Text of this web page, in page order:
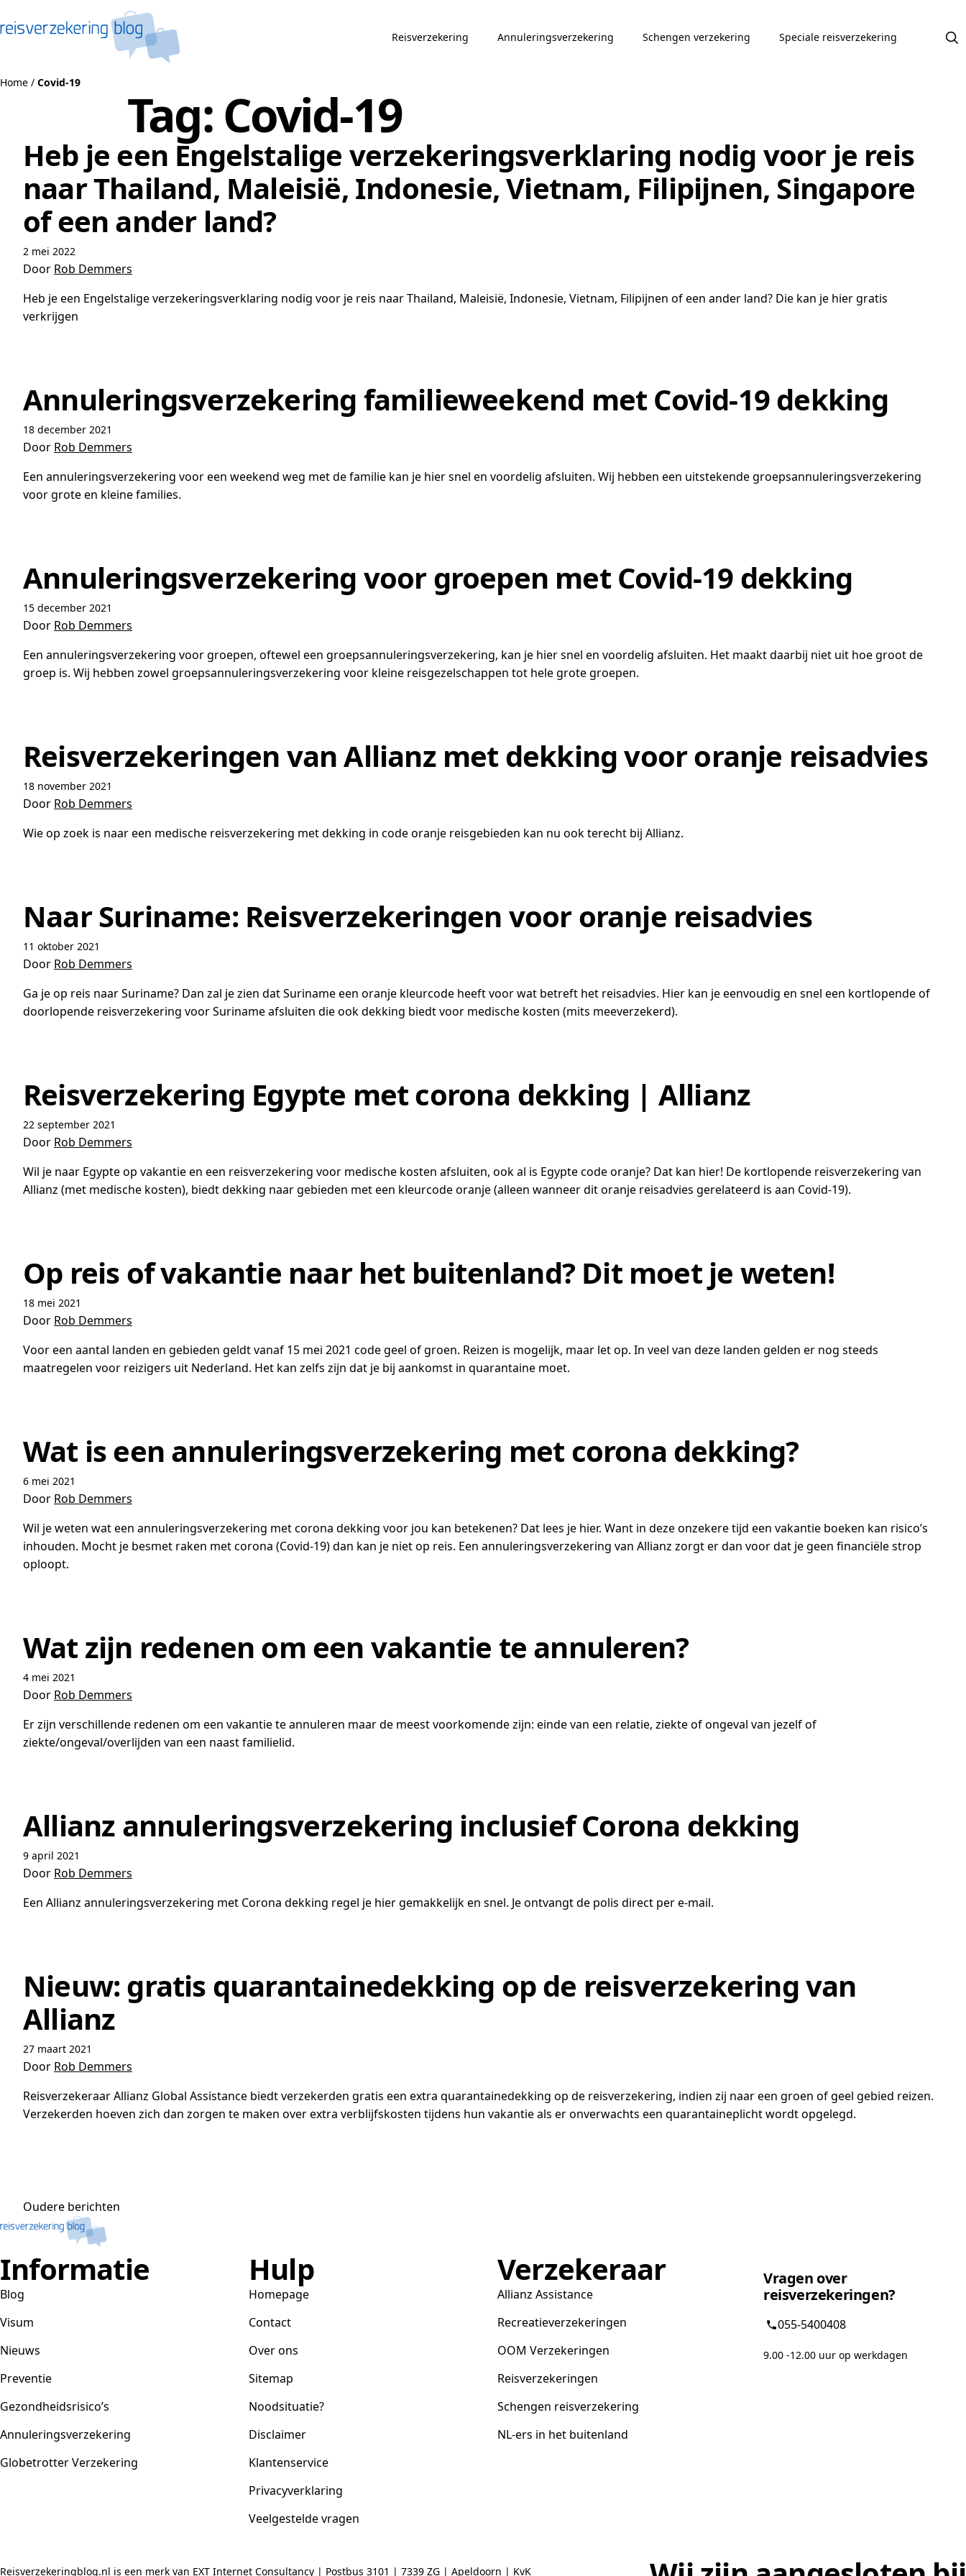
Reisverzekering Annuleringsverzekering Schengen verzekering Speciale reisverzekering
Home / Covid-19
Tag:Covid-19
Heb je een Engelstalige verzekeringsverklaring nodig voor je reis
naar Thailand, Maleisië, Indonesie, Vietnam, Filipijnen, Singapore
of een ander land?
2 mei 2022
Door Rob Demmers
Heb je een Engelstalige verzekeringsverklaring nodig voor je reis naar Thailand, Maleisië, Indonesie, Vietnam, Filipijnen of een ander land? Die kan je hier gratis
verkrijgen
Annuleringsverzekering familieweekend met Covid-19 dekking
18 december 2021
Door Rob Demmers
Een annuleringsverzekering voor een weekend weg met de familie kan je hier snel en voordelig afsluiten. Wij hebben een uitstekende groepsannuleringsverzekering
voor grote en kleine families.
Annuleringsverzekering voor groepen met Covid-19 dekking
15 december 2021
Door Rob Demmers
Een annuleringsverzekering voor groepen, oftewel een groepsannuleringsverzekering, kan je hier snel en voordelig afsluiten. Het maakt daarbij niet uit hoe groot de
groep is. Wij hebben zowel groepsannuleringsverzekering voor kleine reisgezelschappen tot hele grote groepen.
Reisverzekeringen van Allianz met dekking voor oranje reisadvies
18 november 2021
Door Rob Demmers
Wie op zoek is naar een medische reisverzekering met dekking in code oranje reisgebieden kan nu ook terecht bij Allianz.
Naar Suriname: Reisverzekeringen voor oranje reisadvies
11 oktober 2021
Door Rob Demmers
Ga je op reis naar Suriname? Dan zal je zien dat Suriname een oranje kleurcode heeft voor wat betreft het reisadvies. Hier kan je eenvoudig en snel een kortlopende of
doorlopende reisverzekering voor Suriname afsluiten die ook dekking biedt voor medische kosten (mits meeverzekerd).
Reisverzekering Egypte met corona dekking | Allianz
22 september 2021
Door Rob Demmers
Wil je naar Egypte op vakantie en een reisverzekering voor medische kosten afsluiten, ook al is Egypte code oranje? Dat kan hier! De kortlopende reisverzekering van
Allianz (met medische kosten), biedt dekking naar gebieden met een kleurcode oranje (alleen wanneer dit oranje reisadvies gerelateerd is aan Covid-19).
Op reis of vakantie naar het buitenland? Dit moet je weten!
18 mei 2021
Door Rob Demmers
Voor een aantal landen en gebieden geldt vanaf 15 mei 2021 code geel of groen. Reizen is mogelijk, maar let op. In veel van deze landen gelden er nog steeds
maatregelen voor reizigers uit Nederland. Het kan zelfs zijn dat je bij aankomst in quarantaine moet.
Wat is een annuleringsverzekering met corona dekking?
6 mei 2021
Door Rob Demmers
Wil je weten wat een annuleringsverzekering met corona dekking voor jou kan betekenen? Dat lees je hier. Want in deze onzekere tijd een vakantie boeken kan risico’s
inhouden. Mocht je besmet raken met corona (Covid-19) dan kan je niet op reis. Een annuleringsverzekering van Allianz zorgt er dan voor dat je geen financiële strop
oploopt.
Wat zijn redenen om een vakantie te annuleren?
4 mei 2021
Door Rob Demmers
Er zijn verschillende redenen om een vakantie te annuleren maar de meest voorkomende zijn: einde van een relatie, ziekte of ongeval van jezelf of
ziekte/ongeval/overlijden van een naast familielid.
Allianz annuleringsverzekering inclusief Corona dekking
9 april 2021
Door Rob Demmers
Een Allianz annuleringsverzekering met Corona dekking regel je hier gemakkelijk en snel. Je ontvangt de polis direct per e-mail.
Nieuw: gratis quarantainedekking op de reisverzekering van
Allianz
27 maart 2021
Door Rob Demmers
Reisverzekeraar Allianz Global Assistance biedt verzekerden gratis een extra quarantainedekking op de reisverzekering, indien zij naar een groen of geel gebied reizen.
Verzekerden hoeven zich dan zorgen te maken over extra verblijfskosten tijdens hun vakantie als er onverwachts een quarantaineplicht wordt opgelegd.
Berichtennavigatie
Oudere berichten
Informatie
Blog
Visum
Nieuws
Preventie
Gezondheidsrisico’s
Annuleringsverzekering
Globetrotter Verzekering
Hulp
Homepage
Contact
Over ons
Sitemap
Noodsituatie?
Disclaimer
Klantenservice
Privacyverklaring
Veelgestelde vragen
Verzekeraar
Allianz Assistance
Recreatieverzekeringen
OOM Verzekeringen
Reisverzekeringen
Schengen reisverzekering
NL-ers in het buitenland
Vragen over
reisverzekeringen?
055-5400408
9.00 -12.00 uur op werkdagen
Reisverzekeringblog.nl is een merk van EXT Internet Consultancy | Postbus 3101 | 7339 ZG | Apeldoorn | KvK